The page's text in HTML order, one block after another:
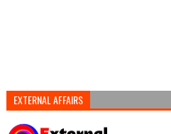
EXTERNAL AFFAIRS